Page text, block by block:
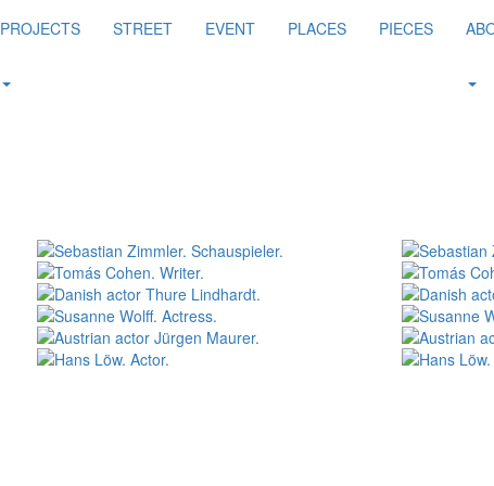
PROJECTS STREET EVENT PLACES PIECES